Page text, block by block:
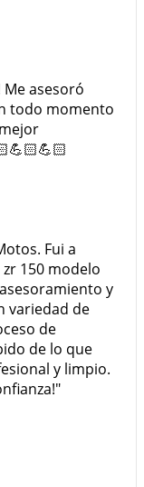
asesoró
todo momento
Fui a
150 modelo
y
variedad de
de
de lo que
y limpio.